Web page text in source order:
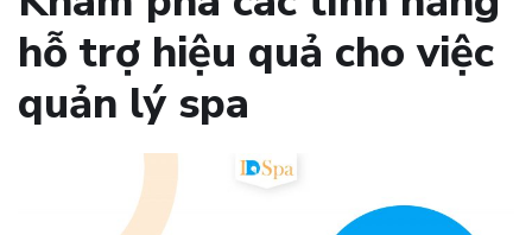
hỗ trợ hiệu quả cho việc
quản lý spa